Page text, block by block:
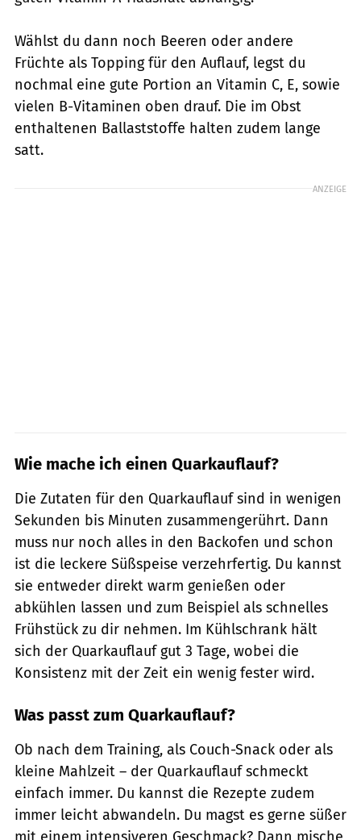
Wählst du dann noch Beeren oder andere
Früchte als Topping für den Auflauf, legst du
nochmal eine gute Portion an Vitamin C, E, sowie
vielen B-Vitaminen oben drauf. Die im Obst
enthaltenen Ballaststoffe halten zudem lange
satt.
ANZEIGE
Wie mache ich einen Quarkauflauf?
Die Zutaten für den Quarkauflauf sind in wenigen
Sekunden bis Minuten zusammengerührt. Dann
muss nur noch alles in den Backofen und schon
ist die leckere Süßspeise verzehrfertig. Du kannst
sie entweder direkt warm genießen oder
abkühlen lassen und zum Beispiel als schnelles
Frühstück zu dir nehmen. Im Kühlschrank hält
sich der Quarkauflauf gut 3 Tage, wobei die
Konsistenz mit der Zeit ein wenig fester wird.
Was passt zum Quarkauflauf?
Ob nach dem Training, als Couch-Snack oder als
kleine Mahlzeit – der Quarkauflauf schmeckt
einfach immer. Du kannst die Rezepte zudem
immer leicht abwandeln. Du magst es gerne süßer